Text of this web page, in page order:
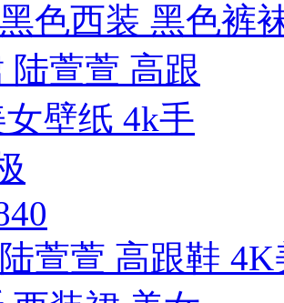
色西装 黑色裤
萱萱 高跟鞋